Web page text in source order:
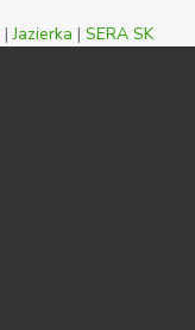
|Jazierka | SERA SK